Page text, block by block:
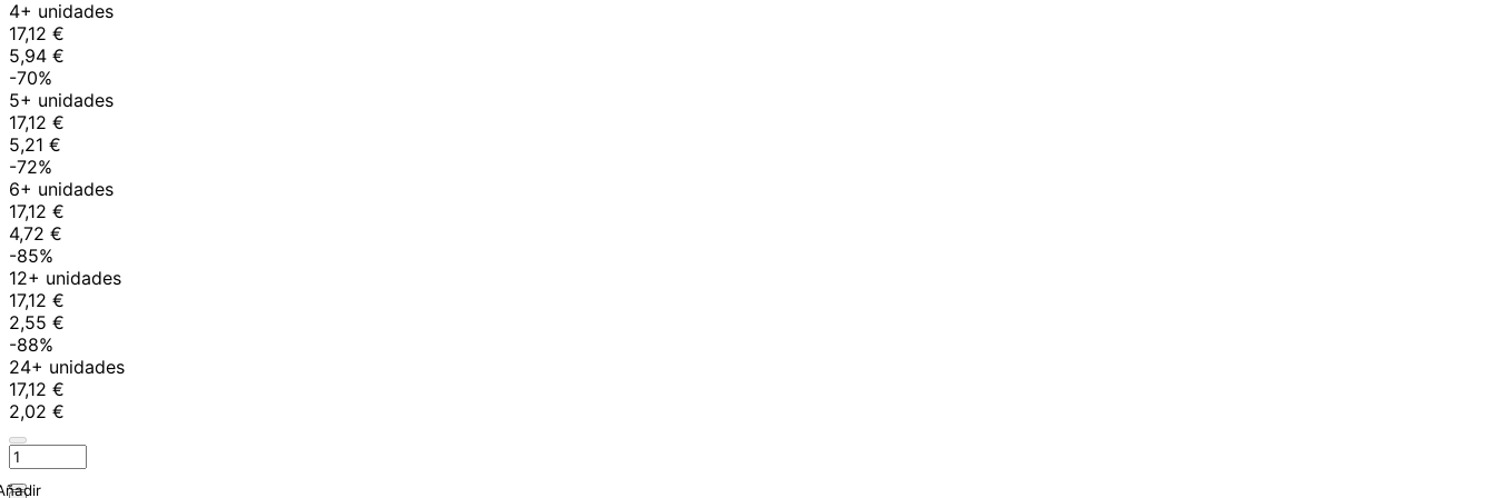
4+ unidades
17,12 €
5,94 €
-70%
5+ unidades
17,12 €
5,21 €
-72%
6+ unidades
17,12 €
4,72 €
-85%
12+ unidades
17,12 €
2,55 €
-88%
24+ unidades
17,12 €
2,02 €